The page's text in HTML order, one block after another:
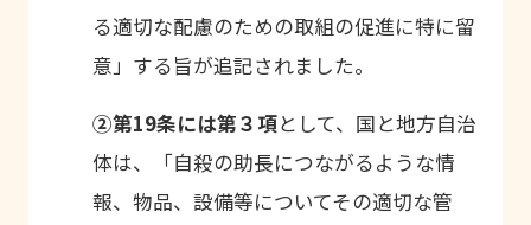
る適切な配慮のための取組の促進に特に留
意」する旨が追記されました。
②第19条には第３項として、国と地方自治
体は、「自殺の助長につながるような情
報、物品、設備等についてその適切な管